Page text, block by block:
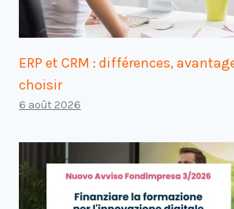
ERP et CRM : différences,
choisir
6 août 2026